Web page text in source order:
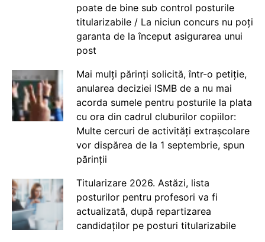
poate de bine sub control posturile
titularizabile / La niciun concurs nu poți
garanta de la început asigurarea unui
post
Mai mulți părinți solicită, într-o petiție,
anularea deciziei ISMB de a nu mai
acorda sumele pentru posturile la plata
cu ora din cadrul cluburilor copiilor:
Multe cercuri de activități extrașcolare
vor dispărea de la 1 septembrie, spun
părinții
Titularizare 2026. Astăzi, lista
posturilor pentru profesori va fi
actualizată, după repartizarea
candidaților pe posturi titularizabile